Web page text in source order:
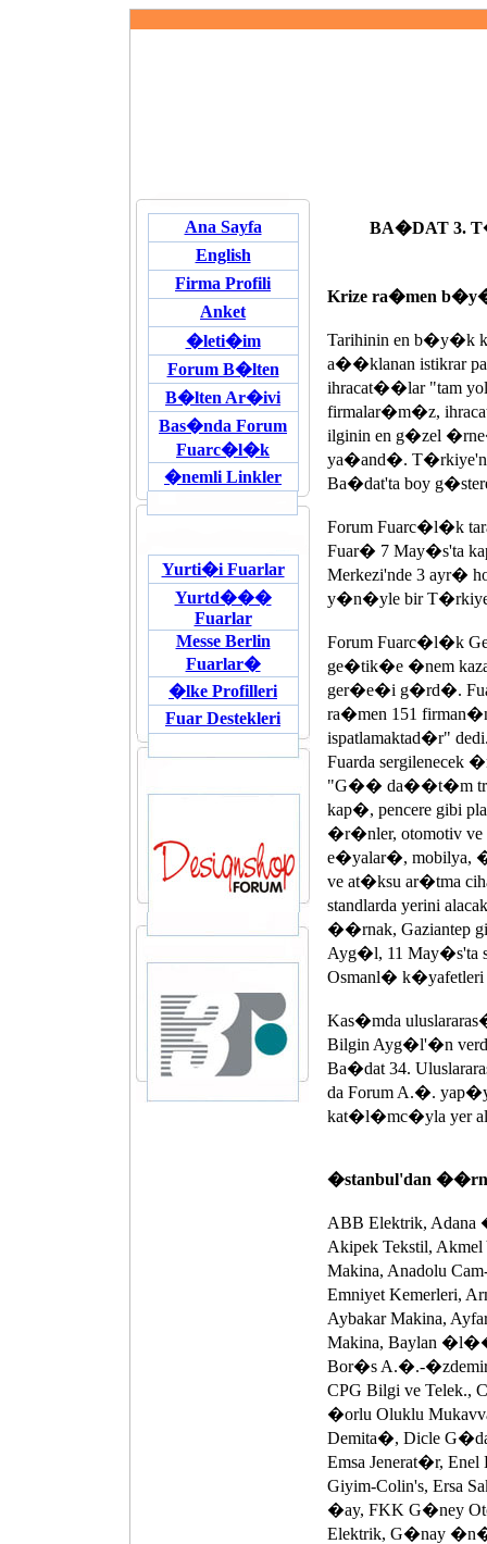
Ana Sayfa
English
Firma Profili
Anket
�leti�im
Forum B�lten
B�lten Ar�ivi
Bas�nda Forum
Fuarc�l�k
�nemli Linkler
Yurti�i Fuarlar
Yurtd���
Fuarlar
Messe Berlin
Fuarlar�
�lke Profilleri
Fuar Destekleri
BA�DAT 3.
Krize ra�men
Tarihinin en b�y�k
a��klanan istikrar
ihracat��lar "tam yol
firmalar�m�z,
ilginin en g�zel
ya�and�.
Ba�dat'ta boy
Forum Fuarc�l�k
Fuar� 7 May�s'ta
Merkezi'nde 3 ayr�
y�n�yle bir
Forum Fuarc�l�k
ge�tik�e �nem
ger�e�i g�rd�.
ra�men 151
ispatlamaktad�r"
Fuarda
"G�� da��t�m
kap�, pencere gibi
�r�nler, otomotiv ve
e�yalar�, mobilya,
ve at�ksu ar�tma
standlarda yerini
��rnak, Gaziantep
Ayg�l, 11 May�s'ta
Osmanl�
Kas�mda
Bilgin Ayg�l'�n
Ba�dat 34.
da Forum A.�.
kat�l�mc�yla yer
�stanbul'dan
ABB Elektrik,
Akipek Tekstil,
Makina, Anadolu
Emniyet Kemerleri,
Aybakar Makina,
Makina, Baylan
Bor�s A.�.-�zdemir
CPG Bilgi ve
�orlu Oluklu
Demita�, Dicle
Emsa Jenerat�r,
Giyim-Colin's, Ersa
�ay, FKK G�ney
Elektrik, G�nay